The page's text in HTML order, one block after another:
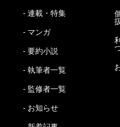
- 連載・特集
- マンガ
- 要約小説
- 執筆者一覧
- 監修者一覧
- お知らせ